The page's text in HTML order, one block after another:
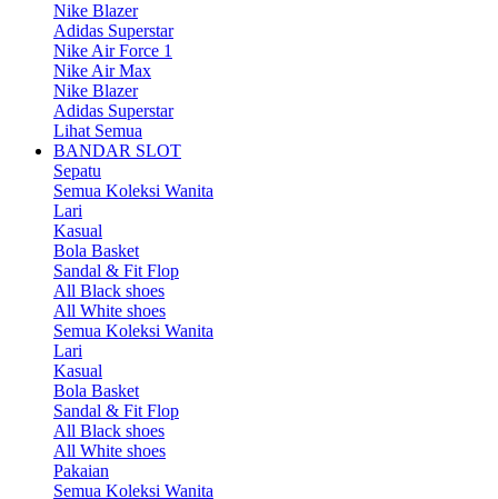
Nike Blazer
Adidas Superstar
Nike Air Force 1
Nike Air Max
Nike Blazer
Adidas Superstar
Lihat Semua
BANDAR SLOT
Sepatu
Semua Koleksi Wanita
Lari
Kasual
Bola Basket
Sandal & Fit Flop
All Black shoes
All White shoes
Semua Koleksi Wanita
Lari
Kasual
Bola Basket
Sandal & Fit Flop
All Black shoes
All White shoes
Pakaian
Semua Koleksi Wanita